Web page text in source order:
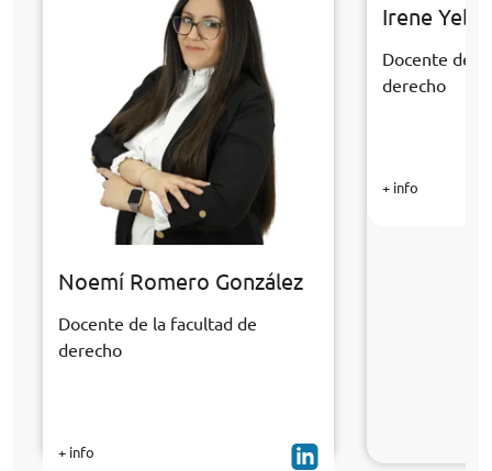
Noemí Romero González
Docente de la facultad de
derecho
+ info
Irene
Docente de
derecho
+ info